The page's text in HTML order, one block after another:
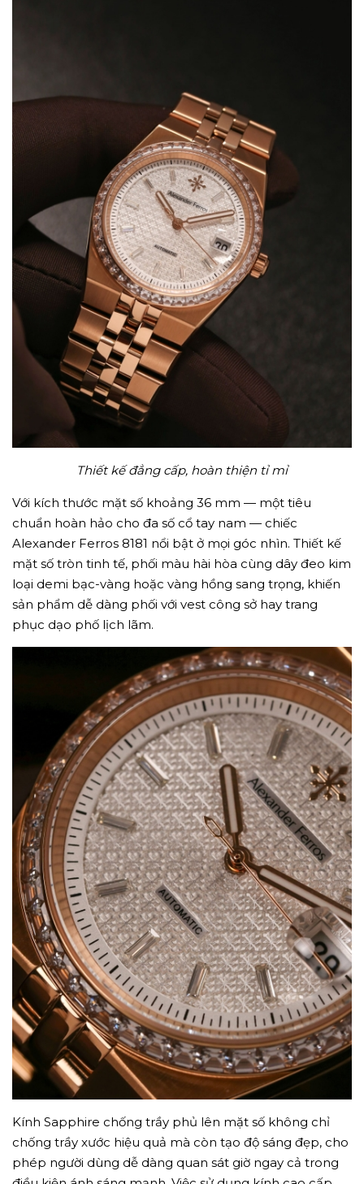
Thiết kế đẳng cấp, hoàn thiện tỉ mỉ
Với kích thước mặt số khoảng 36 mm — một tiêu
chuẩn hoàn hảo cho đa số cổ tay nam — chiếc
Alexander Ferros 8181 nổi bật ở mọi góc nhìn. Thiết kế
mặt số tròn tinh tế, phối màu hài hòa cùng dây đeo kim
loại demi bạc-vàng hoặc vàng hồng sang trọng, khiến
sản phẩm dễ dàng phối với vest công sở hay trang
phục dạo phố lịch lãm.
Kính Sapphire chống trầy phủ lên mặt số không chỉ
chống trầy xước hiệu quả mà còn tạo độ sáng đẹp, cho
phép người dùng dễ dàng quan sát giờ ngay cả trong